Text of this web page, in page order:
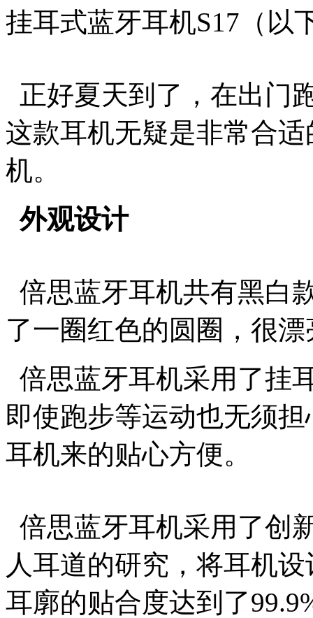
挂耳式蓝牙耳机S17（以
正好夏天到了，在出门
这款耳机无疑是非常合
机。
外观设计
倍思蓝牙耳机共有黑白
了一圈红色的圆圈，很
倍思蓝牙耳机采用了挂
即使跑步等运动也无须
耳机来的贴心方便。
倍思蓝牙耳机采用了创
人耳道的研究，将耳机
耳廓的贴合度达到了